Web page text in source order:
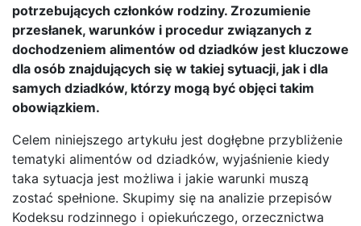
potrzebujących członków rodziny. Zrozumienie
przesłanek, warunków i procedur związanych z
dochodzeniem alimentów od dziadków jest kluczowe
dla osób znajdujących się w takiej sytuacji, jak i dla
samych dziadków, którzy mogą być objęci takim
obowiązkiem.
Celem niniejszego artykułu jest dogłębne przybliżenie
tematyki alimentów od dziadków, wyjaśnienie kiedy
taka sytuacja jest możliwa i jakie warunki muszą
zostać spełnione. Skupimy się na analizie przepisów
Kodeksu rodzinnego i opiekuńczego, orzecznictwa